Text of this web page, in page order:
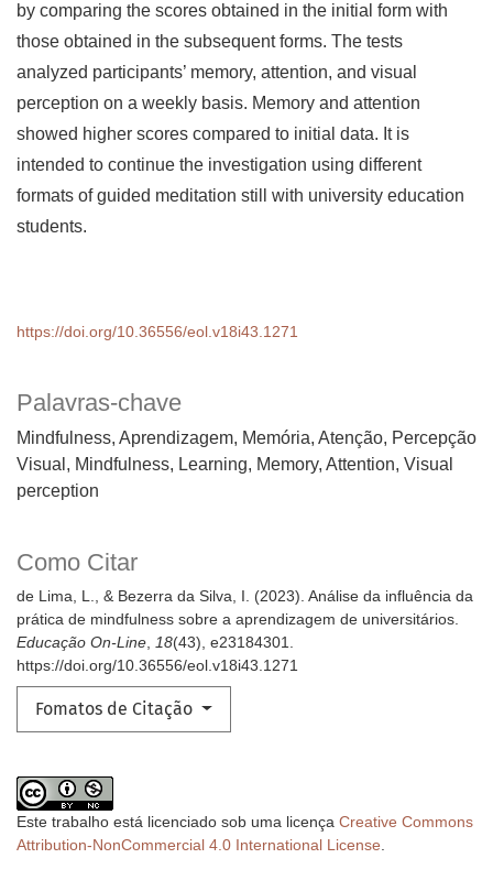
Palavras-chave
Mindfulness, Aprendizagem, Memória, Atenção, Percepção
Visual
Mindfulness, Learning, Memory, Attention, Visual
perception
Como Citar
de Lima, L., & Bezerra da Silva, I. (2023). Análise da influência da
prática de mindfulness sobre a aprendizagem de universitários.
Educação On-Line, 18(43), e23184301.
https://doi.org/10.36556/eol.v18i43.1271
Fomatos de Citação
by comparing the scores obtained in the initial form with
those obtained in the subsequent forms. The tests
analyzed participants’ memory, attention, and visual
perception on a weekly basis. Memory and attention
showed higher scores compared to initial data. It is
intended to continue the investigation using different
formats of guided meditation still with university education
students.
https://doi.org/10.36556/eol.v18i43.1271
Este trabalho está licenciado sob uma licença Creative Commons
Attribution-NonCommercial 4.0 International License.